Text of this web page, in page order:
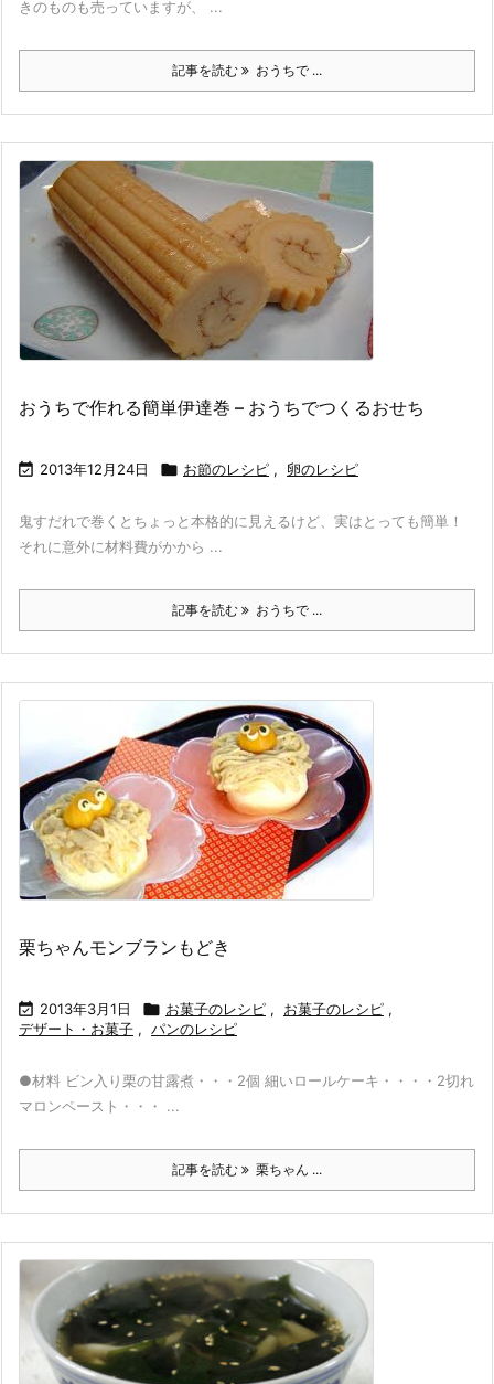
きのものも売っていますが、 ...
記事を読む おうちで ...
おうちで作れる簡単伊達巻 – おうちでつくるおせち
 2013年12月24日  お節のレシピ , 卵のレシピ
鬼すだれで巻くとちょっと本格的に見えるけど、実はとっても簡単！
それに意外に材料費がかから ...
記事を読む おうちで ...
栗ちゃんモンブランもどき
 2013年3月1日  お菓子のレシピ , お菓子のレシピ ,
デザート・お菓子 , パンのレシピ
●材料 ビン入り栗の甘露煮・・・2個 細いロールケーキ・・・・2切れ
マロンペースト・・・ ...
記事を読む 栗ちゃん ...